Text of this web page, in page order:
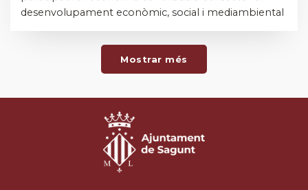
desenvolupament econòmic, social i mediambiental
Mostrar més